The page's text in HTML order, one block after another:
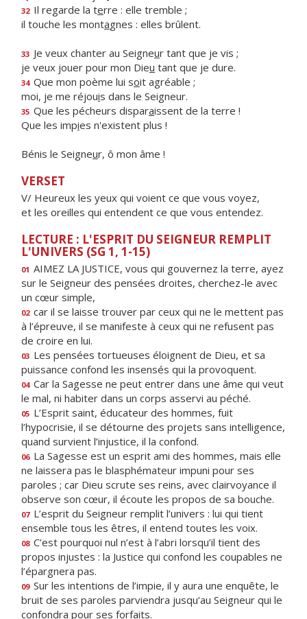
32 Il regarde la terre : elle tremble ;
il touche les montagnes : elles brûlent.
33 Je veux chanter au Seigneur tant que je vis ;
je veux jouer pour mon Dieu tant que je dure.
34 Que mon poème lui soit agréable ;
moi, je me réjouis dans le Seigneur.
35 Que les pécheurs disparaissent de la terre !
Que les impies n'existent plus !
Bénis le Seigneur, ô mon âme !
VERSET
V/ Heureux les yeux qui voient ce que vous voyez,
et les oreilles qui entendent ce que vous entendez.
LECTURE : L'ESPRIT DU SEIGNEUR REMPLIT
L'UNIVERS (SG 1, 1-15)
01 AIMEZ LA JUSTICE, vous qui gouvernez la terre, ayez
sur le Seigneur des pensées droites, cherchez-le avec
un cœur simple,
02 car il se laisse trouver par ceux qui ne le mettent pas
à l’épreuve, il se manifeste à ceux qui ne refusent pas
de croire en lui.
03 Les pensées tortueuses éloignent de Dieu, et sa
puissance confond les insensés qui la provoquent.
04 Car la Sagesse ne peut entrer dans une âme qui veut
le mal, ni habiter dans un corps asservi au péché.
05 L’Esprit saint, éducateur des hommes, fuit
l’hypocrisie, il se détourne des projets sans intelligence,
quand survient l’injustice, il la confond.
06 La Sagesse est un esprit ami des hommes, mais elle
ne laissera pas le blasphémateur impuni pour ses
paroles ; car Dieu scrute ses reins, avec clairvoyance il
observe son cœur, il écoute les propos de sa bouche.
07 L’esprit du Seigneur remplit l’univers : lui qui tient
ensemble tous les êtres, il entend toutes les voix.
08 C’est pourquoi nul n’est à l’abri lorsqu’il tient des
propos injustes : la Justice qui confond les coupables ne
l’épargnera pas.
09 Sur les intentions de l’impie, il y aura une enquête, le
bruit de ses paroles parviendra jusqu’au Seigneur qui le
confondra pour ses forfaits.